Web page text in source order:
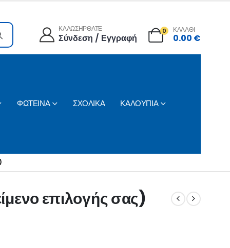
ΚΑΛΩΣΗΡΘΑΤΕ
Σύνδεση / Εγγραφή
0 ΚΑΛΑΘΙ
0.00 €
ΦΩΤΕΙΝΑ ΣΧΟΛΙΚΑ ΚΑΛΟΥΠΙΑ
επιλογής σας)